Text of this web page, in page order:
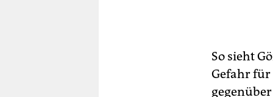
So sieht
Gefahr für